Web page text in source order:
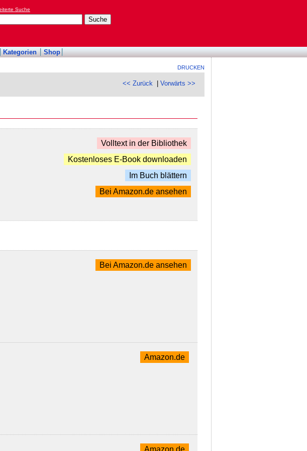
Suche
Kategorien Shop
DRUCKEN
<< Zurück |Vorwärts >>
Volltext in der Bibliothek
Kostenloses E-Book downloaden
Im Buch blättern
Bei Amazon.de ansehen
Bei Amazon.de ansehen
Amazon.de
Amazon.de